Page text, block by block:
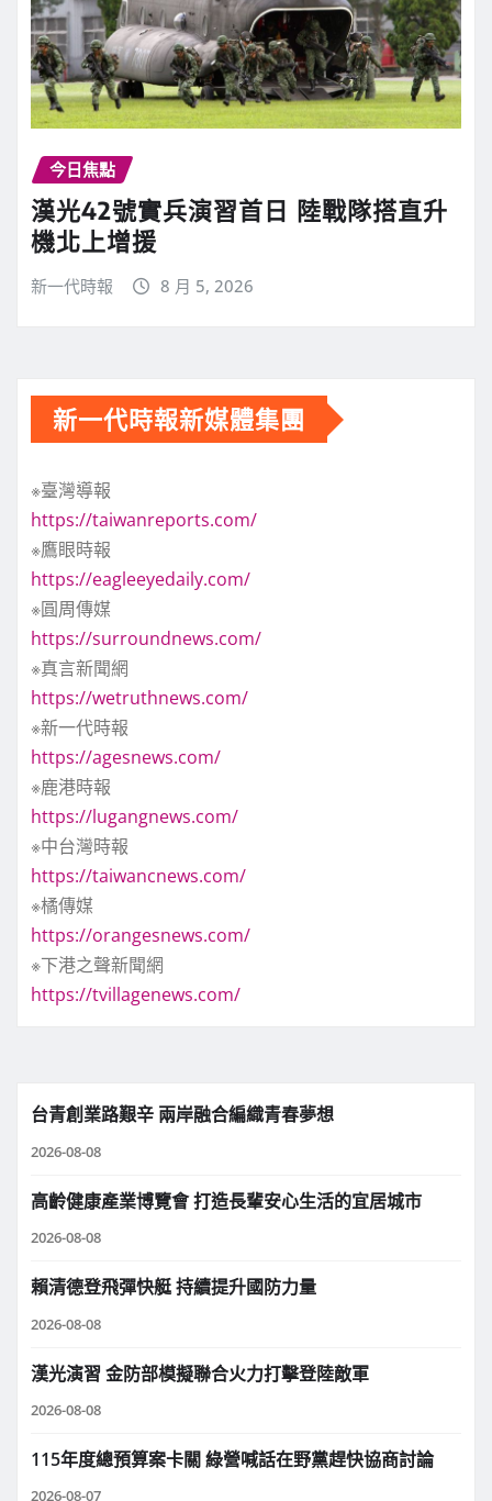
今日焦點
漢光42號實兵演習首日 陸戰隊搭直升
機北上增援
新一代時報 8 月 5, 2026
新一代時報新媒體集團
※臺灣導報
https://taiwanreports.com/
※鷹眼時報
https://eagleeyedaily.com/
※圓周傳媒
https://surroundnews.com/
※真言新聞網
https://wetruthnews.com/
※新一代時報
https://agesnews.com/
※鹿港時報
https://lugangnews.com/
※中台灣時報
https://taiwancnews.com/
※橘傳媒
https://orangesnews.com/
※下港之聲新聞網
https://tvillagenews.com/
台青創業路艱辛 兩岸融合編織青春夢想
2026-08-08
高齡健康產業博覽會 打造長輩安心生活的宜居城市
2026-08-08
賴清德登飛彈快艇 持續提升國防力量
2026-08-08
漢光演習 金防部模擬聯合火力打擊登陸敵軍
2026-08-08
115年度總預算案卡關 綠營喊話在野黨趕快協商討論
2026-08-07